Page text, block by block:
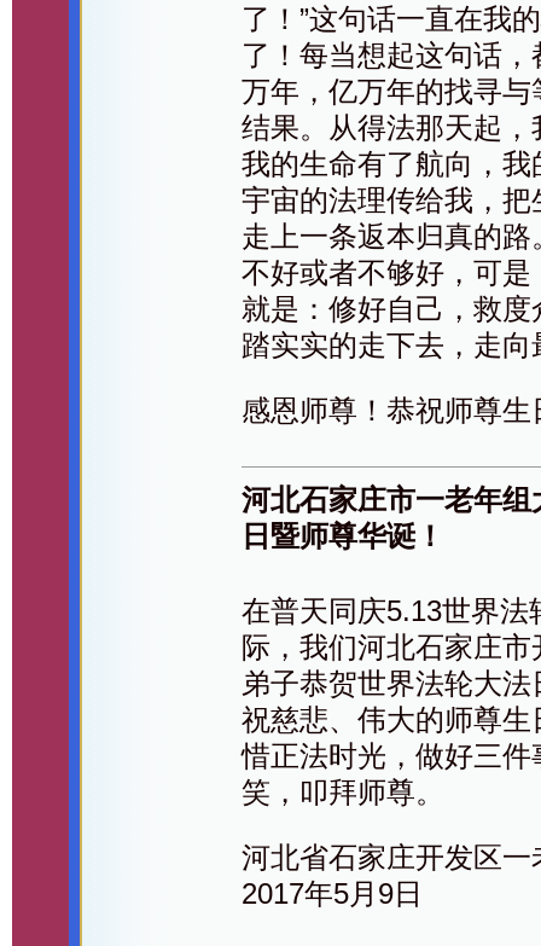
了！”这句话一直在我
了！每当想起这句话
万年，亿万年的找寻
结果。从得法那天起
我的生命有了航向，
宇宙的法理传给我，
走上一条返本归真的
不好或者不够好，可
就是：修好自己，救
踏实实的走下去，走
感恩师尊！恭祝师尊生
河北石家庄市一老年
日暨师尊华诞！
在普天同庆5.13世界
际，我们河北石家庄
弟子恭贺世界法轮大
祝慈悲、伟大的师尊
惜正法时光，做好三
笑，叩拜师尊。
河北省石家庄开发区
2017年5月9日